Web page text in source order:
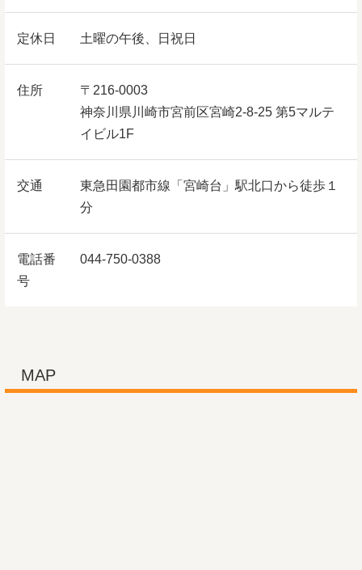
定休日 土曜の午後、日祝日
住所
〒216-0003
神奈川県川崎市宮前区宮崎2-8-25 第5マルテ
イビル1F
交通
東急田園都市線「宮崎台」駅北口から徒歩１
分
電話番
号
044-750-0388
MAP